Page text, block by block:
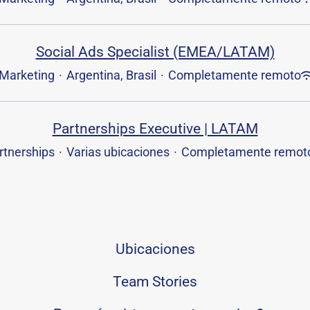
Social Ads Specialist (EMEA/LATAM)
· Argentina, Brasil · Completamente remoto
Partnerships Executive | LATAM
· Varias ubicaciones · Completamente
Ubicaciones
Team Stories